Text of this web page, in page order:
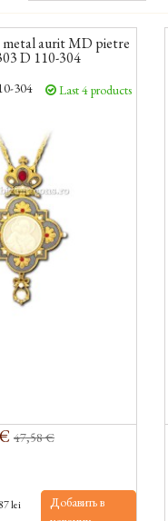
aurit MD pietre
D 110-304
304 Last 4 products
47,58 €
lei
Добавить в